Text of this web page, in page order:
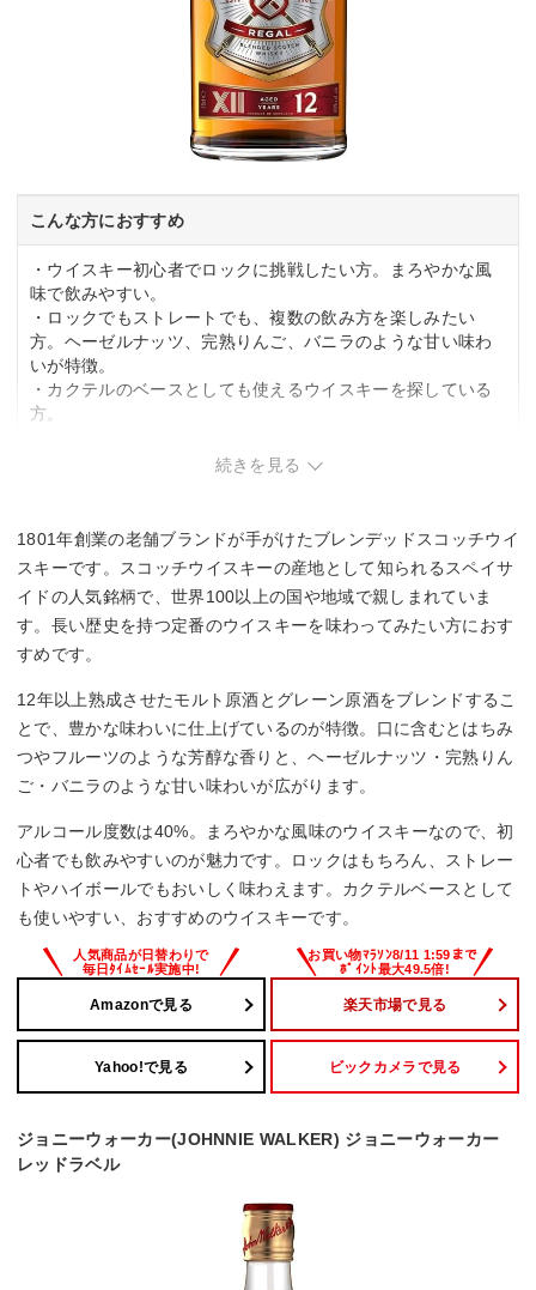
こんな方におすすめ
・ウイスキー初心者でロックに挑戦したい方。まろやかな風
味で飲みやすい。
・ロックでもストレートでも、複数の飲み方を楽しみたい
方。ヘーゼルナッツ、完熟りんご、バニラのような甘い味わ
いが特徴。
・カクテルのベースとしても使えるウイスキーを探している
方。
続きを見る
1801年創業の老舗ブランドが手がけたブレンデッドスコッチウイ
スキーです。スコッチウイスキーの産地として知られるスペイサ
イドの人気銘柄で、世界100以上の国や地域で親しまれていま
す。長い歴史を持つ定番のウイスキーを味わってみたい方におす
すめです。
12年以上熟成させたモルト原酒とグレーン原酒をブレンドするこ
とで、豊かな味わいに仕上げているのが特徴。口に含むとはちみ
つやフルーツのような芳醇な香りと、ヘーゼルナッツ・完熟りん
ご・バニラのような甘い味わいが広がります。
アルコール度数は40%。まろやかな風味のウイスキーなので、初
心者でも飲みやすいのが魅力です。ロックはもちろん、ストレー
トやハイボールでもおいしく味わえます。カクテルベースとして
も使いやすい、おすすめのウイスキーです。
Amazonで見る 楽天市場で見る
Yahoo!で見る ビックカメラで見る
ジョニーウォーカー(JOHNNIE WALKER) ジョニーウォーカー
レッドラベル